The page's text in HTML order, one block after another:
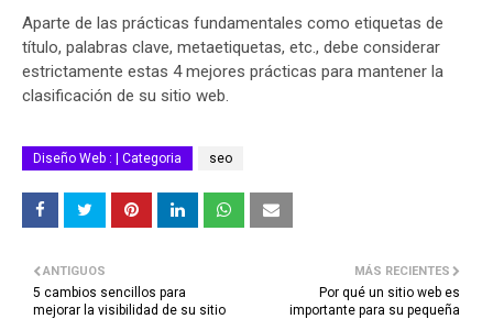
Aparte de las prácticas fundamentales como etiquetas de
título, palabras clave, metaetiquetas, etc., debe considerar
estrictamente estas 4 mejores prácticas para mantener la
clasificación de su sitio web.
Diseño Web : | Categoria seo
MÁS RECIENTES
Por qué un sitio web es
importante para su pequeña
ANTIGUOS
5 cambios sencillos para
mejorar la visibilidad de su sitio